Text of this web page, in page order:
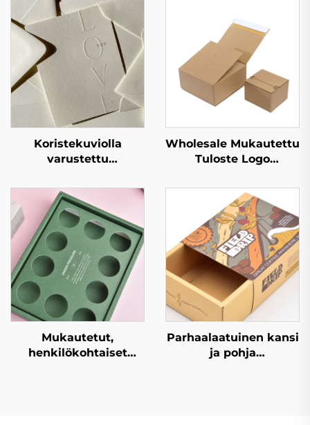
Koristekuviolla
varustettu
premium-
pakkaukseen, jossa
mahdollisuus
mukautettuun
bränditykseen,
täydellinen
luksuslahjoja ja
vähittäismyyntinäyttelyjä
varten
Wholesale Mukautettu
Tuloste Logo
Pakkauslahjalaatikko
Irtipalautuva Nauha
Kartonki Lähetyksen
Kartonkilaatikot
Mukautetut,
henkilökohtaiset
Parhaalaatuinen kansi
ja pohja